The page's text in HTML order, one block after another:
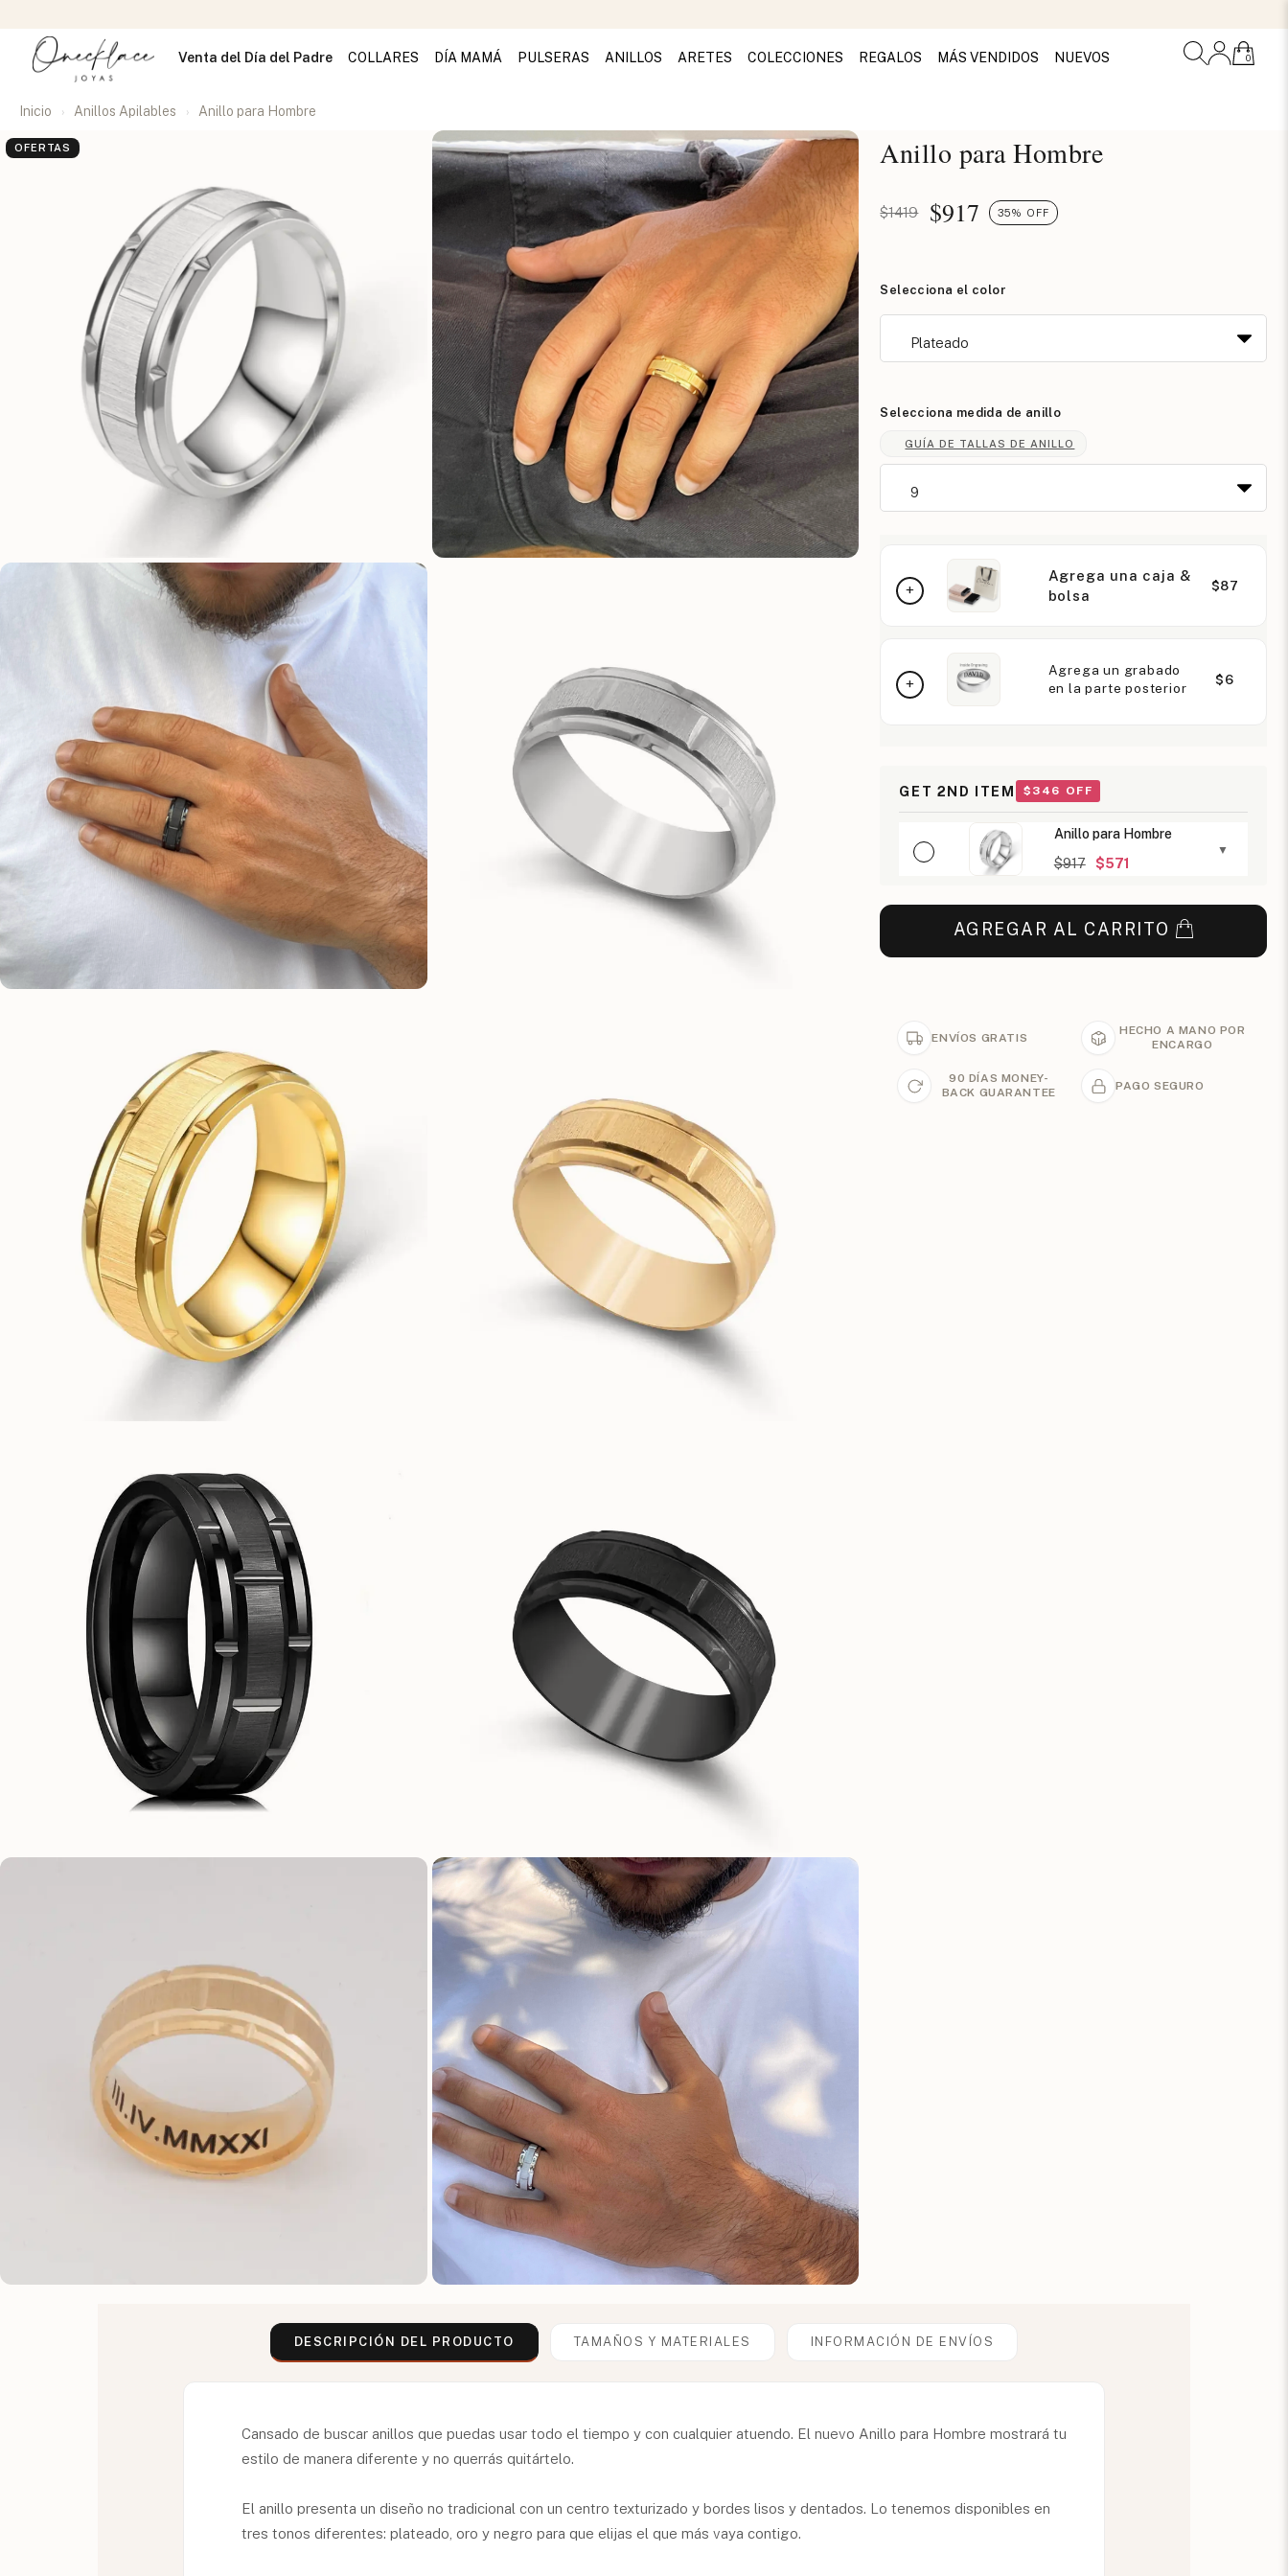
Venta del Día del Padre COLLARES DÍA MAMÁ PULSERAS ANILLOS ARETES COLECCIONES REGALOS MÁS VENDIDOS NUEVOS 0
Inicio Anillos Apilables Anillo para Hombre
OFERTAS Anillo para Hombre
$1419 $917 35% OFF
Selecciona el color
Selecciona medida de anillo
GUÍA DE TALLAS DE ANILLO
Agrega una caja &
bolsa
$87
Agrega un grabado
en la parte posterior
$6
GET 2ND ITEM $346 OFF
Anillo para Hombre
$917
$571
▼
AGREGAR AL CARRITO
ENVÍOS GRATIS
HECHO A MANO POR
ENCARGO
90 DÍAS MONEY-
BACK GUARANTEE
PAGO SEGURO
DESCRIPCIÓN DEL PRODUCTO TAMAÑOS Y MATERIALES INFORMACIÓN DE ENVÍOS
Cansado de buscar anillos que puedas usar todo el tiempo y con cualquier atuendo. El nuevo Anillo para Hombre mostrará tu
estilo de manera diferente y no querrás quitártelo.
El anillo presenta un diseño no tradicional con un centro texturizado y bordes lisos y dentados. Lo tenemos disponibles en
tres tonos diferentes: plateado, oro y negro para que elijas el que más vaya contigo.